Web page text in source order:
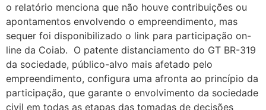
o relatório menciona que não houve contribuições ou
apontamentos envolvendo o empreendimento, mas
sequer foi disponibilizado o link para participação on-
line da Coiab. O patente distanciamento do GT BR-319
da sociedade, público-alvo mais afetado pelo
empreendimento, configura uma afronta ao princípio da
participação, que garante o envolvimento da sociedade
civil em todas as etapas das tomadas de decisões